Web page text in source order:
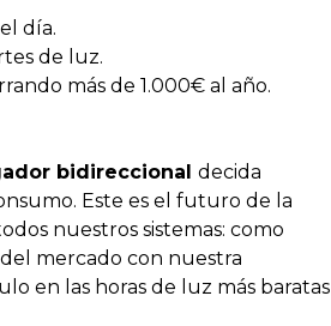
día.
de luz.
más de 1.000€ al año.
bidireccional decida
Este es el futuro de la
nuestros sistemas: como
mercado con nuestra
en las horas de luz más baratas